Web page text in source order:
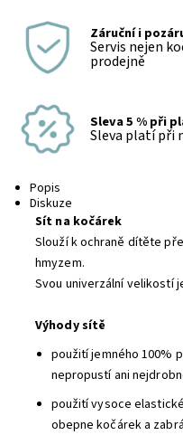
Záruční i
Servis nejen
prodejně
Sleva 5 % při
Sleva platí při
Popis
Diskuze
Sít na kočárek
Slouží k ochraně dítěte
hmyzem.
Svou univerzální velikostí
Výhody sítě
použití jemného 100%
nepropustí ani
použití vysoce
obepne kočárek a